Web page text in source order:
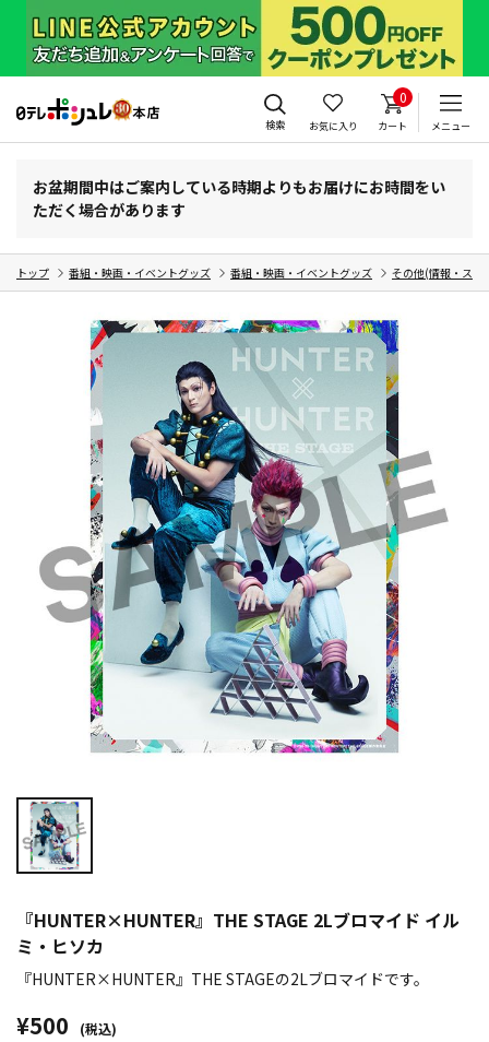
検索 お気に入り
0
カート メニュー
お盆期間中はご案内している時期よりもお届けにお時間をい
ただく場合があります
トップ 番組・映画・イベントグッズ 番組・映画・イベントグッズ その他(情報・スポ
『HUNTER×HUNTER』THE STAGE 2Lブロマイド イル
ミ・ヒソカ
『HUNTER×HUNTER』THE STAGEの2Lブロマイドです。
¥500 (税込)